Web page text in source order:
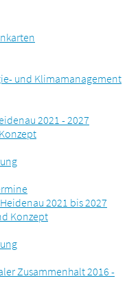
und Klimamanagement
2021 - 2027
2021 bis 2027
Konzept
Zusammenhalt 2016 -